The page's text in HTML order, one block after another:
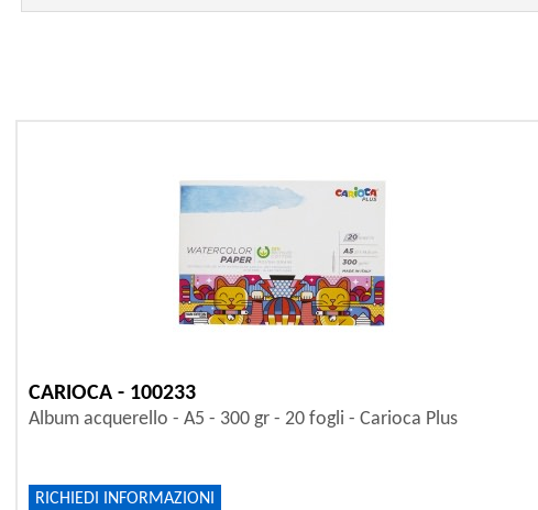
CARIOCA - 100233
Album acquerello - A5 - 300 gr - 20 fogli - Carioca Plus
RICHIEDI INFORMAZIONI